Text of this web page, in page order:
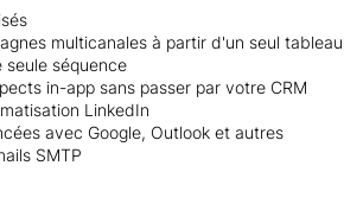
multicanales à partir d'un seul tableau
séquence
in-app sans passer par votre CRM
LinkedIn
avec Google, Outlook et autres
SMTP